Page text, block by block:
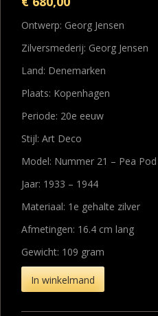
Ontwerp: Georg Jensen
Zilversmederij: Georg Jensen
Land: Denemarken
Plaats: Kopenhagen
Periode: 20e eeuw
Stijl: Art Deco
Model: Nummer 21 – Pea Pod
Jaar: 1933 – 1944
Materiaal: 1e gehalte zilver
Afmetingen: 16.4 cm lang
Gewicht: 109 gram
In winkelmand